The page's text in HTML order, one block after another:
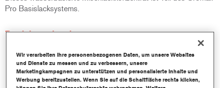
Pro Basislacksystems.
Produktmerkmale
Ausgezeichnete Ergiebigkeit mit außergewöhnlich genauer
Farbtonangleichung.
Schnelle und sparsame Anwendung trägt zur Steigerung
des Durchsatz und der Produktivität bei.
Wir verarbeiten Ihre personenbezogenen Daten, um unsere Websites
und Dienste zu messen und zu verbessern, unsere
Marketingkampagnen zu unterstützen und personalisierte Inhalte und
Werbung bereitzustellen. Wenn Sie auf die Schaltfläche rechts klicken,